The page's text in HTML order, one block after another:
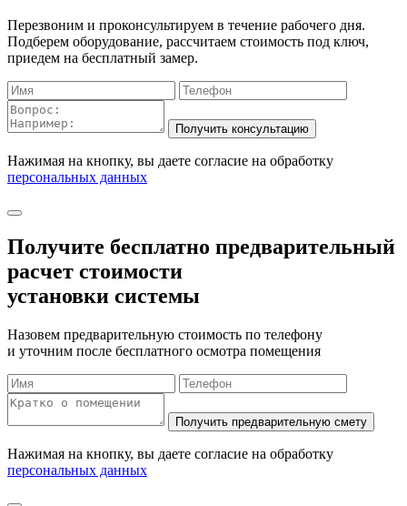
Перезвоним и проконсультируем в течение рабочего дня.
Подберем оборудование, рассчитаем стоимость под ключ,
приедем на бесплатный замер.
Нажимая на кнопку, вы даете согласие на обработку
персональных данных
Получите бесплатно предварительный
расчет стоимости
установки системы
Назовем предварительную стоимость по телефону
и уточним после бесплатного осмотра помещения
Нажимая на кнопку, вы даете согласие на обработку
персональных данных